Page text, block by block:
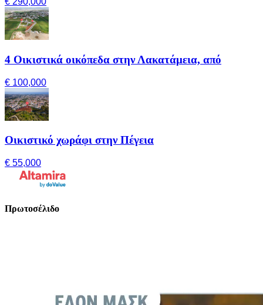
4 Οικιστικά οικόπεδα στην Λακατάμεια, από
€ 100,000
Οικιστικό χωράφι στην Πέγεια
€ 55,000
Πρωτοσέλιδο